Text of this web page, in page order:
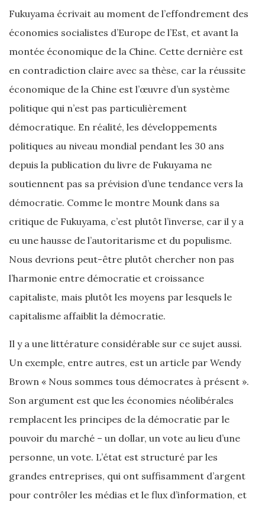
Fukuyama écrivait au moment de l’effondrement des
économies socialistes d’Europe de l’Est, et avant la
montée économique de la Chine. Cette dernière est
en contradiction claire avec sa thèse, car la réussite
économique de la Chine est l’œuvre d’un système
politique qui n’est pas particulièrement
démocratique. En réalité, les développements
politiques au niveau mondial pendant les 30 ans
depuis la publication du livre de Fukuyama ne
soutiennent pas sa prévision d’une tendance vers la
démocratie. Comme le montre Mounk dans sa
critique de Fukuyama, c’est plutôt l’inverse, car il y a
eu une hausse de l’autoritarisme et du populisme.
Nous devrions peut-être plutôt chercher non pas
l’harmonie entre démocratie et croissance
capitaliste, mais plutôt les moyens par lesquels le
capitalisme affaiblit la démocratie.
Il y a une littérature considérable sur ce sujet aussi.
Un exemple, entre autres, est un article par Wendy
Brown « Nous sommes tous démocrates à présent ».
Son argument est que les économies néolibérales
remplacent les principes de la démocratie par le
pouvoir du marché – un dollar, un vote au lieu d’une
personne, un vote. L’état est structuré par les
grandes entreprises, qui ont suffisamment d’argent
pour contrôler les médias et le flux d’information, et